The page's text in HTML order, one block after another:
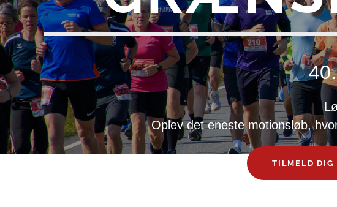
Oplev det eneste motionsløb,
TILMELD DIG